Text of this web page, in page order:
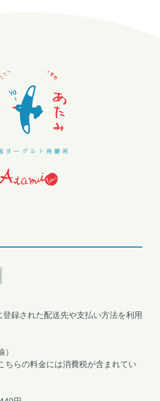
録された配送先や支払い方法を利用
ちらの料金には消費税が含まれてい